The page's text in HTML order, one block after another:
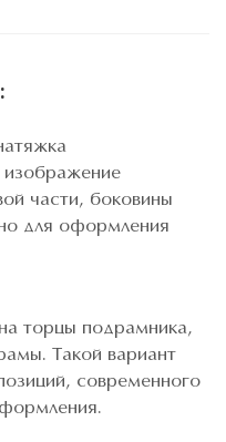
изображение
части, боковины
для оформления
торцы подрамника,
Такой вариант
современного